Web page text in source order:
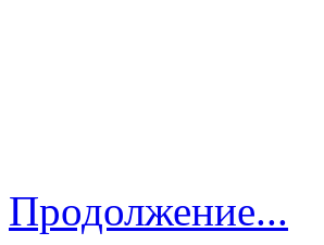
Продолжение...